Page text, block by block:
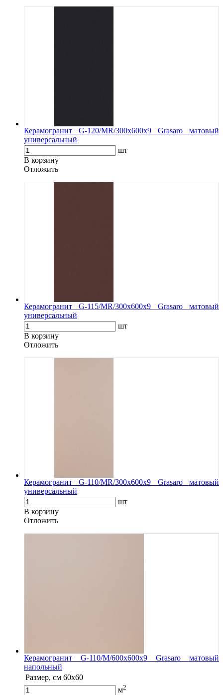
Керамогранит G-120/MR/300x600x9 Grasaro матовый
универсальный
шт
В корзину
Oтложить
Керамогранит G-115/MR/300x600x9 Grasaro матовый
универсальный
шт
В корзину
Oтложить
Керамогранит G-110/MR/300x600x9 Grasaro матовый
универсальный
шт
В корзину
Oтложить
Керамогранит G-110/M/600x600x9 Grasaro матовый
напольный
Размер, см 60х60
м2